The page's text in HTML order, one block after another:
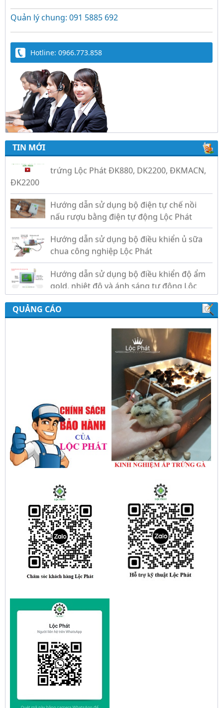
Quản lý chung: 091 5885 692
Hotline: 0966.773.858
TIN MỚI
Trứng Giả Lộc Phát Có Nước - Giải Pháp Ấp
Hiệu Quả Cho Gà, Vịt, Bồ Câu
Video hướng dẫn cài đặt bộ điều khiển ấp
trứng Lộc Phát ĐK880, DK2200, ĐKMACN,
ĐK2200
Hướng dẫn sử dụng bộ điện tự chế nồi
Hướng dẫn sử dụng bộ điều khiển ủ sữa
chua công nghiệp Lộc Phát
Hướng dẫn sử dụng bộ điều khiển độ ẩm
gold, nhiệt độ và ánh sáng tự động Lộc
Phát
QUẢNG CÁO